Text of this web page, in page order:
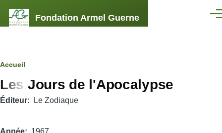
Fondation Armel Guerne
Fil
d'Ariane
Accueil
Les Jours de l'Apocalypse
Éditeur Le Zodiaque
Année 1967